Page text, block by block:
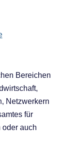
Bereichen
Netzwerkern
für
oder auch